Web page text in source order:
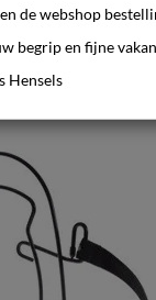
de webshop
begrip en fijne
Hensels